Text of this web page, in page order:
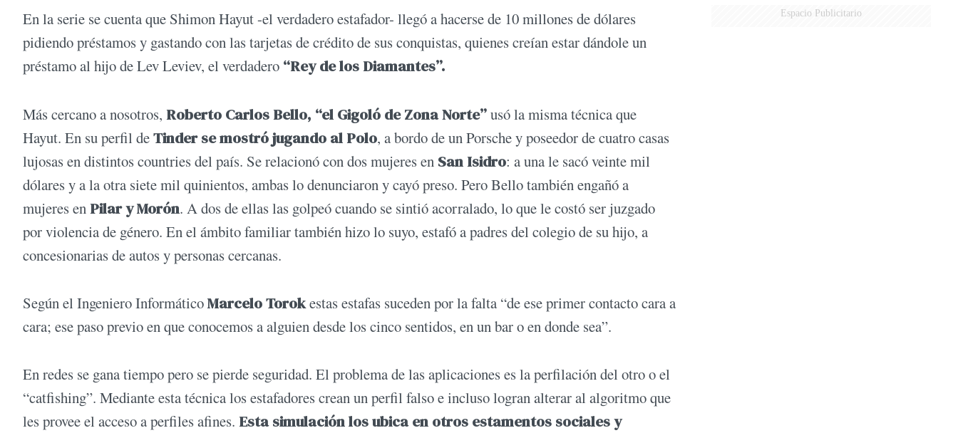
En la serie se cuenta que Shimon Hayut -el verdadero estafador- llegó a hacerse de 10 millones de dólares
pidiendo préstamos y gastando con las tarjetas de crédito de sus conquistas, quienes creían estar dándole un
préstamo al hijo de Lev Leviev, el verdadero “Rey de los Diamantes”.
Más cercano a nosotros, Roberto Carlos Bello, “el Gigoló de Zona Norte”usó la misma técnica que
Hayut. En su perfil deTinder se mostró jugando al Polo, a bordo de un Porsche y poseedor de cuatro casas
lujosas en distintos countries del país. Se relacionó con dos mujeres en San Isidro: a una le sacó veinte mil
dólares y a la otra siete mil quinientos, ambas lo denunciaron y cayó preso. Pero Bello también engañó a
mujeres en Pilar y Morón. A dos de ellas las golpeó cuando se sintió acorralado, lo que le costó ser juzgado
por violencia de género. En el ámbito familiar también hizo lo suyo, estafó a padres del colegio de su hijo, a
concesionarias de autos y personas cercanas.
Según el Ingeniero InformáticoMarcelo Torokestas estafas suceden por la falta “de ese primer contacto cara a
cara; ese paso previo en que conocemos a alguien desde los cinco sentidos, en un bar o en donde sea”.
En redes se gana tiempo pero se pierde seguridad. El problema de las aplicaciones es la perfilación del otro o el
“catfishing”. Mediante esta técnica los estafadores crean un perfil falso e incluso logran alterar al algoritmo que
les provee el acceso a perfiles afines. Esta simulación los ubica en otros estamentos sociales y
Espacio Publicitario